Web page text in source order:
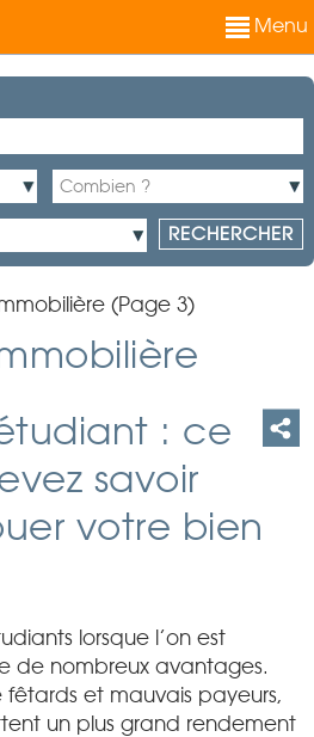
Menu
(Page 3)
: ce
savoir
votre bien
lorsque l’on est
de nombreux avantages.
fêtards et mauvais payeurs,
un plus grand rendement